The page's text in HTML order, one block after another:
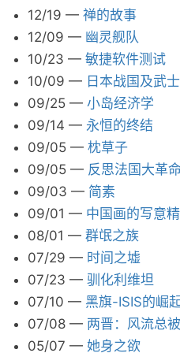
12/19 — 禅的故事
12/09 — 幽灵舰队
10/23 — 敏捷软件测试
10/09 — 日本战国及武士
09/25 — 小岛经济学
09/14 — 永恒的终结
09/05 — 枕草子
09/05 — 反思法国大革
09/03 — 简素
09/01 — 中国画的写意
08/01 — 群氓之族
07/29 — 时间之墟
07/23 — 驯化利维坦
07/10 — 黑旗-ISIS的崛
07/08 — 两晋：风流总
05/07 — 她身之欲